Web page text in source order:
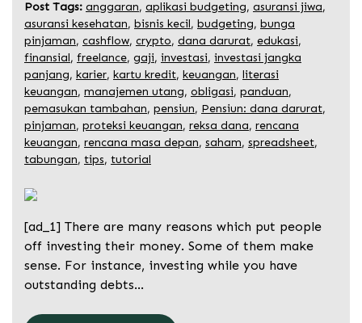
Post Tags: anggaran, aplikasi budgeting, asuransi jiwa,
asuransi kesehatan, bisnis kecil, budgeting, bunga
pinjaman, cashflow, crypto, dana darurat, edukasi,
finansial, freelance, gaji, investasi, investasi jangka
panjang, karier, kartu kredit, keuangan, literasi
keuangan, manajemen utang, obligasi, panduan,
pemasukan tambahan, pensiun, Pensiun: dana darurat,
pinjaman, proteksi keuangan, reksa dana, rencana
keuangan, rencana masa depan, saham, spreadsheet,
tabungan, tips, tutorial
[ad_1] There are many reasons which put people
off investing their money. Some of them make
sense. For instance, investing while you have
outstanding debts…